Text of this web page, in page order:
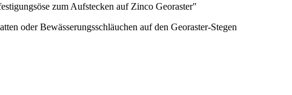
zum Aufstecken auf Zinco Georaster"
oder Bewässerungsschläuchen auf den Georaster-Stegen